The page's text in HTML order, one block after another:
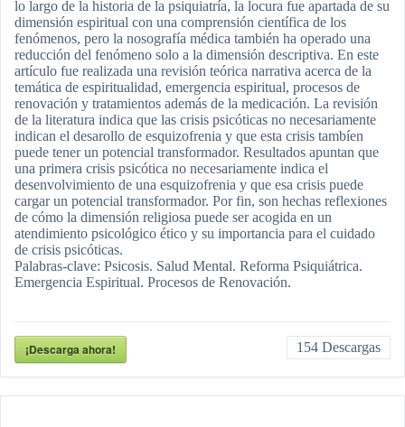
lo largo de la historia de la psiquiatría, la locura fue apartada de su
dimensión espiritual con una comprensión científica de los
fenómenos, pero la nosografía médica también ha operado una
reducción del fenómeno solo a la dimensión descriptiva. En este
artículo fue realizada una revisión teórica narrativa acerca de la
temática de espiritualidad, emergencia espiritual, procesos de
renovación y tratamientos además de la medicación. La revisión
de la literatura indica que las crisis psicóticas no necesariamente
indican el desarollo de esquizofrenia y que esta crisis tambíen
puede tener un potencial transformador. Resultados apuntan que
una primera crisis psicótica no necesariamente indica el
desenvolvimiento de una esquizofrenia y que esa crisis puede
cargar un potencial transformador. Por fin, son hechas reflexiones
de cómo la dimensión religiosa puede ser acogida en un
atendimiento psicológico ético y su importancia para el cuidado
de crisis psicóticas.
Palabras-clave: Psicosis. Salud Mental. Reforma Psiquiátrica.
Emergencia Espiritual. Procesos de Renovación.
¡Descarga ahora! 154 Descargas